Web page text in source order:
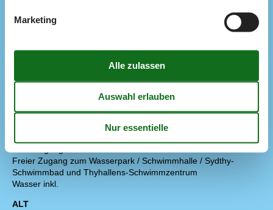
Teilw. überdachte Terrasse
Fußbodenheizung
Regeln
Aufladung von Elektroautos nicht erlaubt
Rauchen verboten
Freier Zugang zum Wasserpark / Schwimmhalle / Sydthy-
Schwimmbad und Thyhallens-Schwimmzentrum
Wasser inkl.
ALT
Marketing